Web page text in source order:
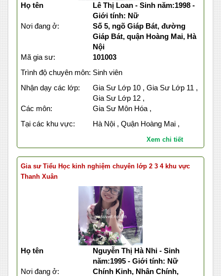
Họ tên
Lê Thị Loan - Sinh năm:1998 -
Giới tính: Nữ
Nơi đang ở:
Số 5, ngõ Giáp Bát, đường
Giáp Bát, quận Hoàng Mai, Hà
Nội
Mã gia sư:
101003
Trình độ chuyên môn: Sinh viên
Nhận dạy các lớp:
Gia Sư Lớp 10 , Gia Sư Lớp 11 ,
Gia Sư Lớp 12 ,
Các môn:
Gia Sư Môn Hóa ,
Tại các khu vực:
Hà Nội , Quận Hoàng Mai ,
Xem chi tiết
Gia sư Tiểu Học kinh nghiệm chuyên lớp 2 3 4 khu vực
Thanh Xuân
Họ tên
Nguyễn Thị Hà Nhi - Sinh
năm:1995 - Giới tính: Nữ
Nơi đang ở:
Chính Kinh, Nhân Chính,